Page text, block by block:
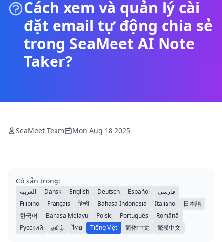
Cách xem và quản lý cài
đặt email tự động chia sẻ
trong SeaMeet AI Note
Taker?
SeaMeet Team Mon Aug 18 2025
Có sẵn trong:
العربية Dansk English Deutsch Español
فارسی
Filipino
Français हिन्दी Bahasa Indonesia Italiano
日本語
한국어
Bahasa Melayu Polski Português
Română
Русский
தமிழ் ไทย Tiếng Việt 简体中文 繁體中文